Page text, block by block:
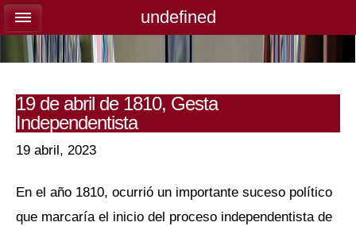
19 de abril de 1810, Gesta
Independentista
19 abril, 2023
En el año 1810, ocurrió un importante suceso político
que marcaría el inicio del proceso independentista de
undefined
undefined